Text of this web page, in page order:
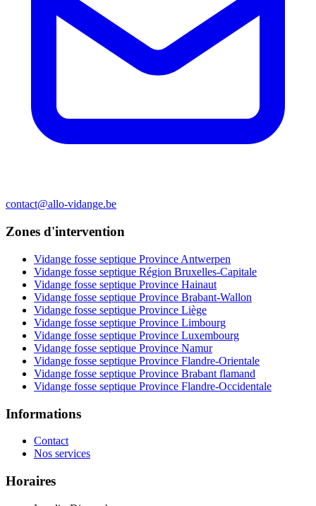
contact@allo-vidange.be
Zones d'intervention
Vidange fosse septique Province Antwerpen
Vidange fosse septique Région Bruxelles-Capitale
Vidange fosse septique Province Hainaut
Vidange fosse septique Province Brabant-Wallon
Vidange fosse septique Province Liège
Vidange fosse septique Province Limbourg
Vidange fosse septique Province Luxembourg
Vidange fosse septique Province Namur
Vidange fosse septique Province Flandre-Orientale
Vidange fosse septique Province Brabant flamand
Vidange fosse septique Province Flandre-Occidentale
Informations
Contact
Nos services
Horaires